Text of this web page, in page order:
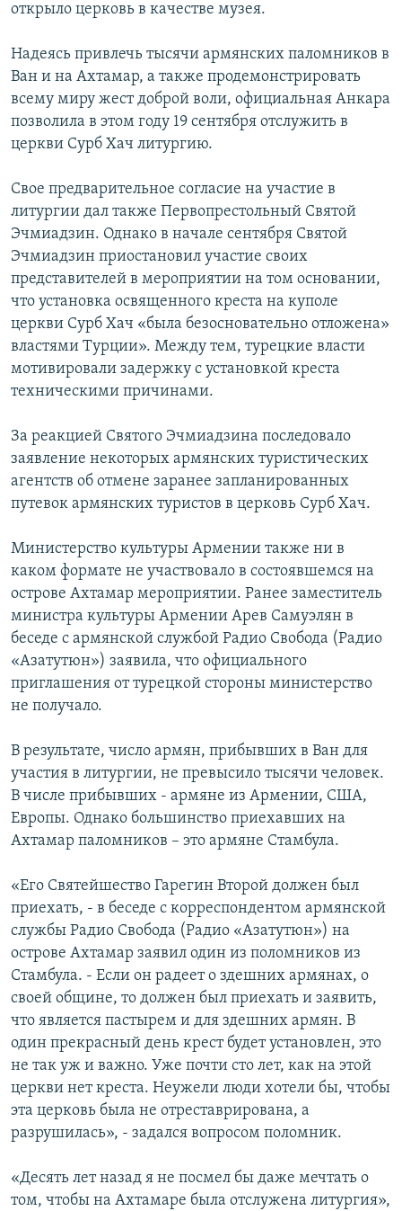
открыло церковь в качестве музея.
Надеясь привлечь тысячи армянских паломников в
Ван и на Ахтамар, а также продемонстрировать
всему миру жест доброй воли, официальная Анкара
позволила в этом году 19 сентября отслужить в
церкви Сурб Хач литургию.
Свое предварительное согласие на участие в
литургии дал также Первопрестольный Святой
Эчмиадзин. Однако в начале сентября Святой
Эчмиадзин приостановил участие своих
представителей в мероприятии на том основании,
что установка освященного креста на куполе
церкви Сурб Хач «была безосновательно отложена»
властями Турции». Между тем, турецкие власти
мотивировали задержку с установкой креста
техническими причинами.
За реакцией Святого Эчмиадзина последовало
заявление некоторых армянских туристических
агентств об отмене заранее запланированных
путевок армянских туристов в церковь Сурб Хач.
Министерство культуры Армении также ни в
каком формате не участвовало в состоявшемся на
острове Ахтамар мероприятии. Ранее заместитель
министра культуры Армении Арев Самуэлян в
беседе с армянской службой Радио Свобода (Радио
«Азатутюн») заявила, что официального
приглашения от турецкой стороны министерство
не получало.
В результате, число армян, прибывших в Ван для
участия в литургии, не превысило тысячи человек.
В числе прибывших - армяне из Армении, США,
Европы. Однако большинство приехавших на
Ахтамар паломников – это армяне Стамбула.
«Его Святейшество Гарегин Второй должен был
приехать, - в беседе с корреспондентом армянской
службы Радио Свобода (Радио «Азатутюн») на
острове Ахтамар заявил один из поломников из
Стамбула. - Если он радеет о здешних армянах, о
своей общине, то должен был приехать и заявить,
что является пастырем и для здешних армян. В
один прекрасный день крест будет установлен, это
не так уж и важно. Уже почти сто лет, как на этой
церкви нет креста. Неужели люди хотели бы, чтобы
эта церковь была не отреставрирована, а
разрушилась», - задался вопросом поломник.
«Десять лет назад я не посмел бы даже мечтать о
том, чтобы на Ахтамаре была отслужена литургия»,